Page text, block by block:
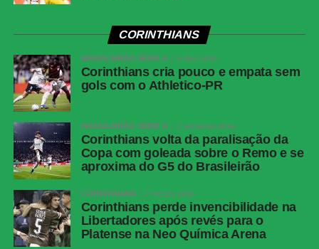
Dias; Gilberto, Jadson, Portilla e Claudinho
(Léo Derik); Leozinho (Dudu), Viveros (Rivaldo)
e Mendoza (João Cruz). Técnico: Odair
Hellmann.
COMENTE ABAIXO:
WhatsApp
Facebook
Twitter
Messenger
CORINTHIANS
BRASILEIRÃO SÉRIE A 6 dias atrás
Corinthians cria pouco e empata sem
gols com o Athletico-PR
BRASILEIRÃO SÉRIE A 2 semanas atrás
Corinthians volta da paralisação da
Copa com goleada sobre o Remo e se
aproxima do G5 do Brasileirão
CORINTHIANS 2 meses atrás
Corinthians perde invencibilidade na
Libertadores após revés para o
Platense na Neo Química Arena